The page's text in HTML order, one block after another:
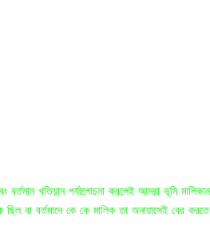
খতিয়ান পর্যালোচনা করলেই আমরা ভূমি
বা বর্তমানে কে কে মালিক তা অনায়াসেই বের